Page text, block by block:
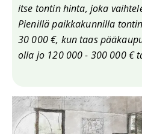
itse tontin hinta, joka
Pienillä paikkakunnilla
30 000 €, kun taas
olla jo 120 000 - 300 000 €